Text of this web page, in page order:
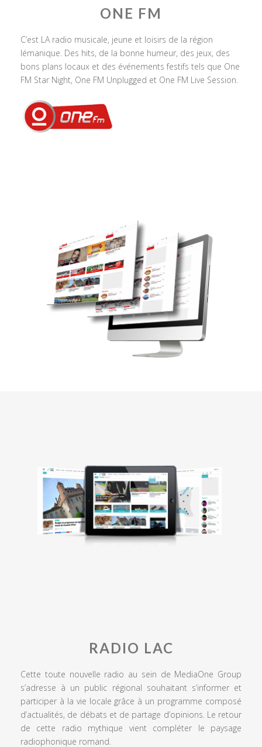
ONE FM
C’est LA radio musicale, jeune et loisirs de la région
lémanique. Des hits, de la bonne humeur, des jeux, des
bons plans locaux et des événements festifs tels que One
FM Star Night, One FM Unplugged et One FM Live Session.
RADIO LAC
Cette toute nouvelle radio au sein de MediaOne Group
s’adresse à un public régional souhaitant s’informer et
participer à la vie locale grâce à un programme composé
d’actualités, de débats et de partage d’opinions. Le retour
de cette radio mythique vient compléter le paysage
radiophonique romand.